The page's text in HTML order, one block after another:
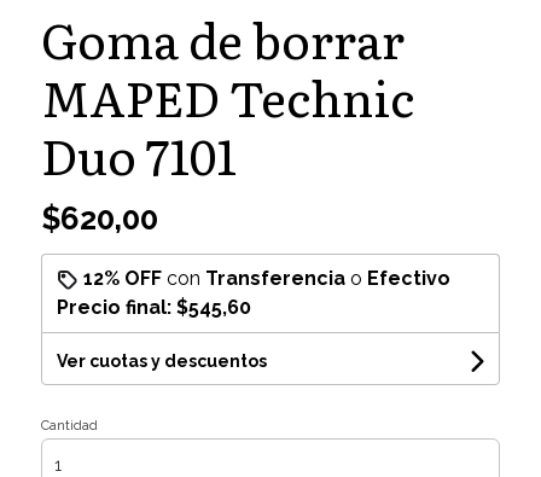
Goma de borrar
MAPED Technic
Duo 7101
$620,00
12% OFFcon Transferenciao Efectivo
Precio final: $545,60
Ver cuotas y descuentos
Cantidad